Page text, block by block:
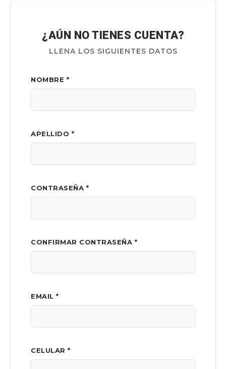
¿AÚN NO TIENES CUENTA?
LLENA LOS SIGUIENTES DATOS
NOMBRE *
APELLIDO *
CONTRASEÑA *
CONFIRMAR CONTRASEÑA *
EMAIL *
CELULAR *